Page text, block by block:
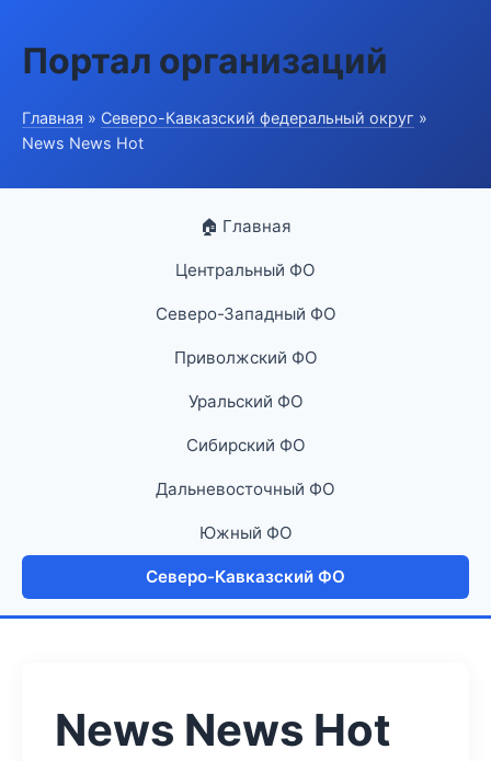
Портал организаций
Главная » Северо-Кавказский федеральный округ »
News News Hot
🏠 Главная
Центральный ФО
Северо-Западный ФО
Приволжский ФО
Уральский ФО
Сибирский ФО
Дальневосточный ФО
Южный ФО
Северо-Кавказский ФО
News News Hot